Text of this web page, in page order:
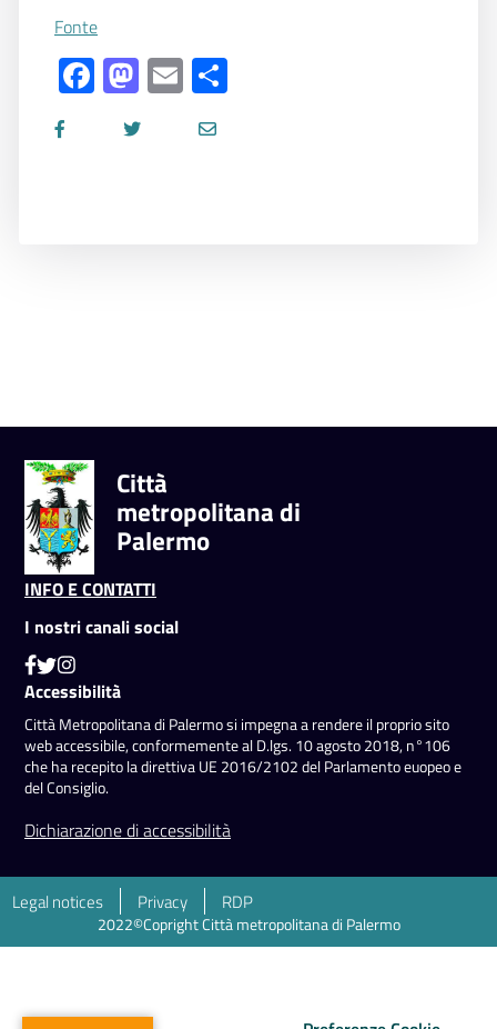
Fonte
Facebook
Mastodon
Email
Città
metropolitana di
Palermo
INFO E CONTATTI
I nostri canali social
Accessibilità
Città Metropolitana di Palermo si impegna a rendere il proprio sito
web accessibile, conformemente al D.lgs. 10 agosto 2018, n°106
che ha recepito la direttiva UE 2016/2102 del Parlamento euopeo e
del Consiglio.
Dichiarazione di accessibilità
Legal notices Privacy RDP
2022©Copright Città metropolitana di Palermo